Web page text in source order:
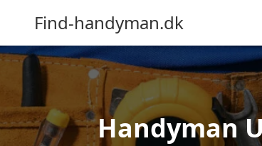
Find-handyman.dk
Handyman